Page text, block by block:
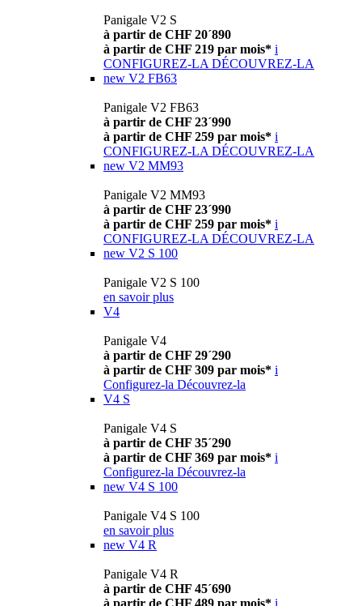
Panigale V2 S
à partir de CHF 20´890
à partir de CHF 219 par mois* i
CONFIGUREZ-LA DÉCOUVREZ-LA
new V2 FB63
Panigale V2 FB63
à partir de CHF 23´990
à partir de CHF 259 par mois* i
CONFIGUREZ-LA DÉCOUVREZ-LA
new V2 MM93
Panigale V2 MM93
à partir de CHF 23´990
à partir de CHF 259 par mois* i
CONFIGUREZ-LA DÉCOUVREZ-LA
new V2 S 100
Panigale V2 S 100
en savoir plus
V4
Panigale V4
à partir de CHF 29´290
à partir de CHF 309 par mois* i
Configurez-la Découvrez-la
V4 S
Panigale V4 S
à partir de CHF 35´290
à partir de CHF 369 par mois* i
Configurez-la Découvrez-la
new V4 S 100
Panigale V4 S 100
en savoir plus
new V4 R
Panigale V4 R
à partir de CHF 45´690
à partir de CHF 489 par mois* i